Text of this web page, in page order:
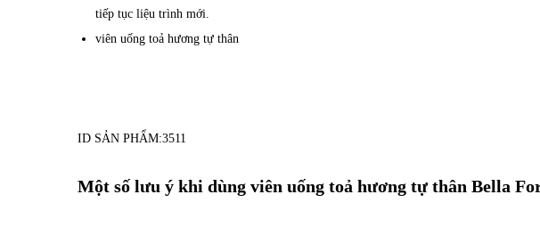
tiếp tục liệu trình mới.
viên uống toả hương tự thân
ID SẢN PHẨM:3511
Một số lưu ý khi dùng viên uống toả hương tự thân Bella